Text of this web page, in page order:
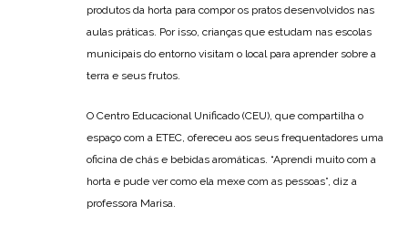
produtos da horta para compor os pratos desenvolvidos nas
aulas práticas. Por isso, crianças que estudam nas escolas
municipais do entorno visitam o local para aprender sobre a
terra e seus frutos.
O Centro Educacional Unificado (CEU), que compartilha o
espaço com a ETEC, ofereceu aos seus frequentadores uma
oficina de chás e bebidas aromáticas. “Aprendi muito com a
horta e pude ver como ela mexe com as pessoas”, diz a
professora Marisa.